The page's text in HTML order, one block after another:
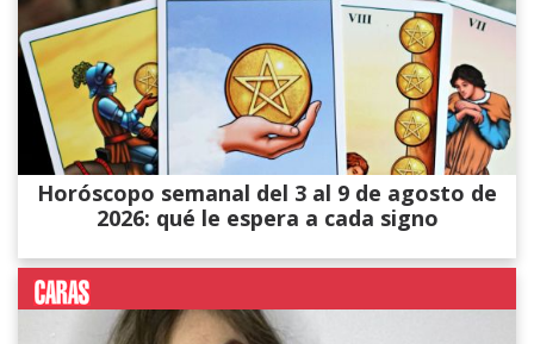
Horóscopo semanal del 3 al 9 de agosto de
2026: qué le espera a cada signo